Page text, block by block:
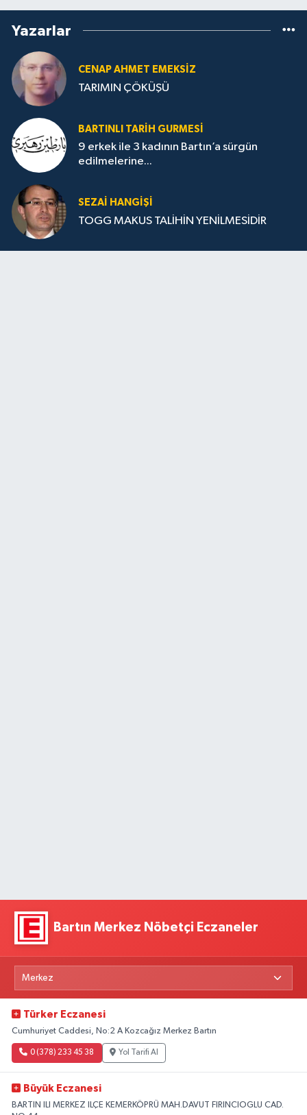
Yazarlar
CENAP AHMET EMEKSİZ
TARIMIN ÇÖKÜŞÜ
BARTINLI TARIH GURMESI
9 erkek ile 3 kadının Bartın’a sürgün
edilmelerine...
SEZAI HANGİŞİ
TOGG MAKUS TALİHİN YENİLMESİDİR
Bartın Merkez Nöbetçi Eczaneler
Türker Eczanesi
Cumhuriyet Caddesi, No:2 A Kozcağız Merkez Bartın
0 (378) 233 45 38 Yol Tarifi Al
Büyük Eczanesi
BARTIN ILI MERKEZ ILÇE KEMERKÖPRÜ MAH.DAVUT FIRINCIOGLU CAD.